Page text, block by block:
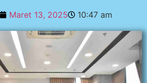
Maret 13, 2025 10:47 am